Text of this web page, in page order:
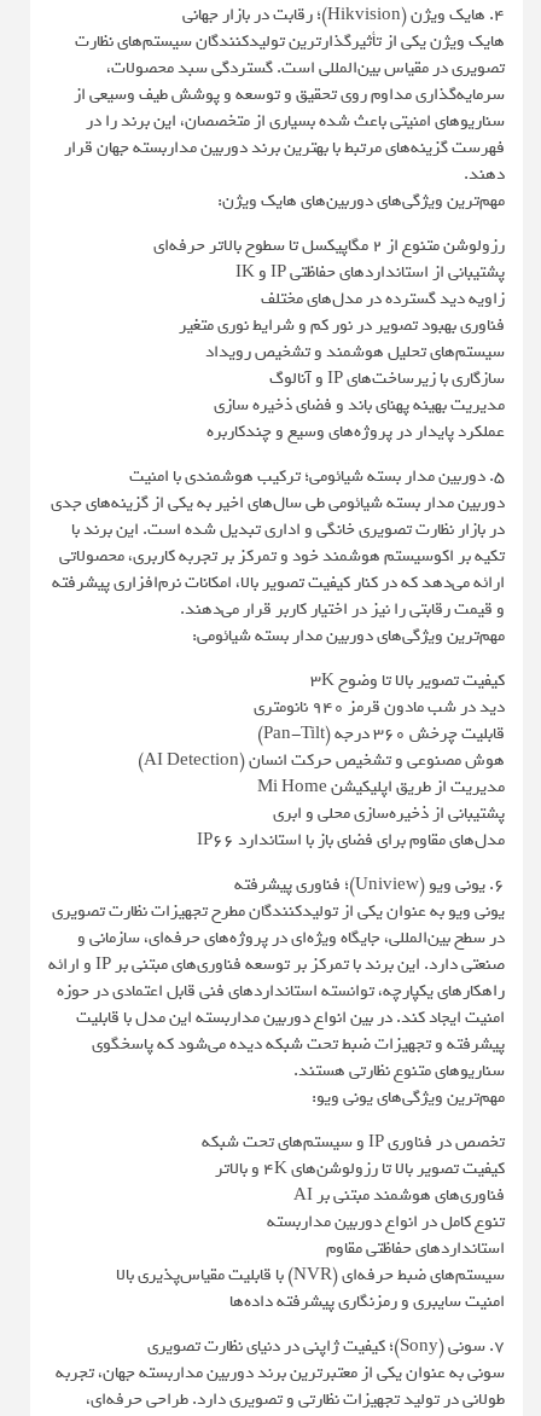
4. هایک ویژن (Hikvision)؛ رقابت در بازار جهانی
هایک ویژن یکی از تأثیرگذارترین تولیدکنندگان سیستم‌های نظارت
تصویری در مقیاس بین‌المللی است. گستردگی سبد محصولات،
سرمایه‌گذاری مداوم روی تحقیق و توسعه و پوشش طیف وسیعی از
سناریوهای امنیتی باعث شده بسیاری از متخصصان، این برند را در
فهرست گزینه‌های مرتبط با بهترین برند دوربین مداربسته جهان قرار
دهند.
مهم‌ترین ویژگی‌های دوربین‌های هایک ویژن:
رزولوشن متنوع از 2 مگاپیکسل تا سطوح بالاتر حرفه‌ای
پشتیبانی از استانداردهای حفاظتی IP و IK
زاویه دید گسترده در مدل‌های مختلف
فناوری بهبود تصویر در نور کم و شرایط نوری متغیر
سیستم‌های تحلیل هوشمند و تشخیص رویداد
سازگاری با زیرساخت‌های IP و آنالوگ
مدیریت بهینه پهنای باند و فضای ذخیره‌ سازی
عملکرد پایدار در پروژه‌های وسیع و چندکاربره
5. دوربین مدار بسته شیائومی؛ ترکیب هوشمندی با امنیت
دوربین مدار بسته شیائومی طی سال‌های اخیر به یکی از گزینه‌های جدی
در بازار نظارت تصویری خانگی و اداری تبدیل شده است. این برند با
تکیه بر اکوسیستم هوشمند خود و تمرکز بر تجربه کاربری، محصولاتی
ارائه می‌دهد که در کنار کیفیت تصویر بالا، امکانات نرم‌افزاری پیشرفته
و قیمت رقابتی را نیز در اختیار کاربر قرار می‌دهند.
مهم‌ترین ویژگی‌های دوربین مدار بسته شیائومی:
کیفیت تصویر بالا تا وضوح 3K
دید در شب مادون قرمز 940 نانومتری
قابلیت چرخش 360 درجه (Pan-Tilt)
هوش مصنوعی و تشخیص حرکت انسان (AI Detection)
مدیریت از طریق اپلیکیشن Mi Home
پشتیبانی از ذخیره‌سازی محلی و ابری
مدل‌های مقاوم برای فضای باز با استاندارد IP66
6. یونی ویو (Uniview)؛ فناوری پیشرفته
یونی ‌ویو به ‌عنوان یکی از تولیدکنندگان مطرح تجهیزات نظارت تصویری
در سطح بین‌المللی، جایگاه ویژه‌ای در پروژه‌های حرفه‌ای، سازمانی و
صنعتی دارد. این برند با تمرکز بر توسعه فناوری‌های مبتنی بر IP و ارائه
راهکارهای یکپارچه، توانسته استانداردهای فنی قابل ‌اعتمادی در حوزه
امنیت ایجاد کند. در بین انواع دوربین مداربسته این مدل با قابلیت
پیشرفته و تجهیزات ضبط تحت شبکه دیده می‌شود که پاسخگوی
سناریوهای متنوع نظارتی هستند.
مهم‌ترین ویژگی‌های یونی ویو:
تخصص در فناوری IP و سیستم‌های تحت شبکه
کیفیت تصویر بالا تا رزولوشن‌های 4K و بالاتر
فناوری‌های هوشمند مبتنی بر AI
تنوع کامل در انواع دوربین مداربسته
استانداردهای حفاظتی مقاوم
سیستم‌های ضبط حرفه‌ای (NVR) با قابلیت مقیاس‌پذیری بالا
امنیت سایبری و رمزنگاری پیشرفته داده‌ها
7. سونی (Sony)؛ کیفیت ژاپنی در دنیای نظارت تصویری
سونی به‌ عنوان یکی از معتبرترین برند دوربین مداربسته جهان، تجربه
طولانی در تولید تجهیزات نظارتی و تصویری دارد. طراحی حرفه‌ای،